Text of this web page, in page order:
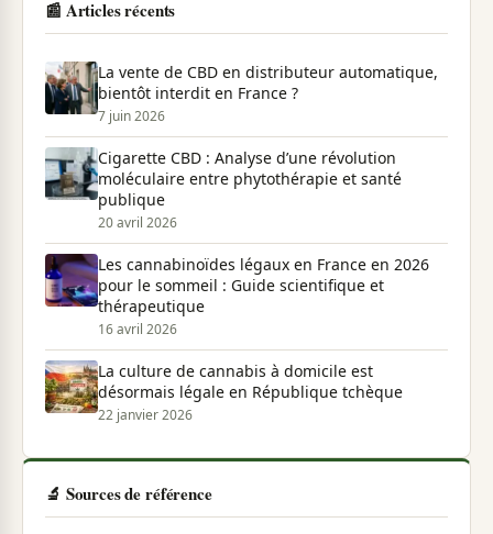
📰 Articles récents
La vente de CBD en distributeur automatique,
bientôt interdit en France ?
7 juin 2026
Cigarette CBD : Analyse d’une révolution
moléculaire entre phytothérapie et santé
publique
20 avril 2026
Les cannabinoïdes légaux en France en 2026
pour le sommeil : Guide scientifique et
thérapeutique
16 avril 2026
La culture de cannabis à domicile est
désormais légale en République tchèque
22 janvier 2026
🔬 Sources de référence